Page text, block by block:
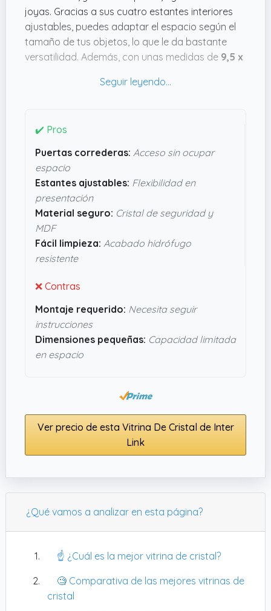
joyas. Gracias a sus cuatro estantes interiores
ajustables, puedes adaptar el espacio según el
tamaño de tus objetos, lo que le da bastante
versatilidad. Además, con unas medidas de 9,5 x
diseño moderno encaja bien en casi cualquier
Lo que me parece práctico son las puertas
necesidad de espacio extra para abrirlas, ideal
para sitios más estrechos. El material combinado
de MDF y cristal de seguridad da un buen
equilibrio entre resistencia y estilo, además de
ser fácil de limpiar gracias a su acabado
hidrófugo. Si buscas algo funcional que no tenga
complicaciones a la hora de montar, esta vitrina
puede encajarte sin problemas.
✔️ Pros
Puertas correderas: Acceso sin ocupar
espacio
Estantes ajustables: Flexibilidad en
presentación
Material seguro: Cristal de seguridad y
MDF
Fácil limpieza: Acabado hidrófugo
resistente
❌ Contras
Montaje requerido: Necesita seguir
instrucciones
Dimensiones pequeñas: Capacidad limitada
en espacio
Ver precio de esta Vitrina De Cristal de Inter
Link
¿Qué vamos a analizar en esta página?
☝️ ¿Cuál es la mejor vitrina de cristal?
🧐 Comparativa de las mejores vitrinas de
cristal